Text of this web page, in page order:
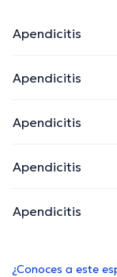
Apendicitis
Apendicitis
Apendicitis
Apendicitis
Apendicitis
¿Conoces a este